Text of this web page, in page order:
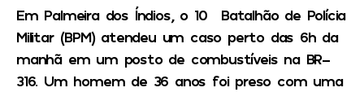
Em Palmeira dos Índios, o 10° Batalhão de Polícia
Militar (BPM) atendeu um caso perto das 6h da
manhã em um posto de combustíveis na BR-
316. Um homem de 36 anos foi preso com uma